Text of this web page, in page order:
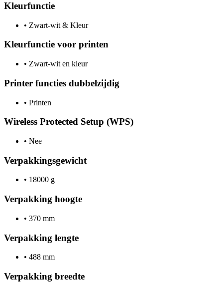
Kleurfunctie
• Zwart-wit & Kleur
Kleurfunctie voor printen
• Zwart-wit en kleur
Printer functies dubbelzijdig
• Printen
Wireless Protected Setup (WPS)
• Nee
Verpakkingsgewicht
• 18000 g
Verpakking hoogte
• 370 mm
Verpakking lengte
• 488 mm
Verpakking breedte